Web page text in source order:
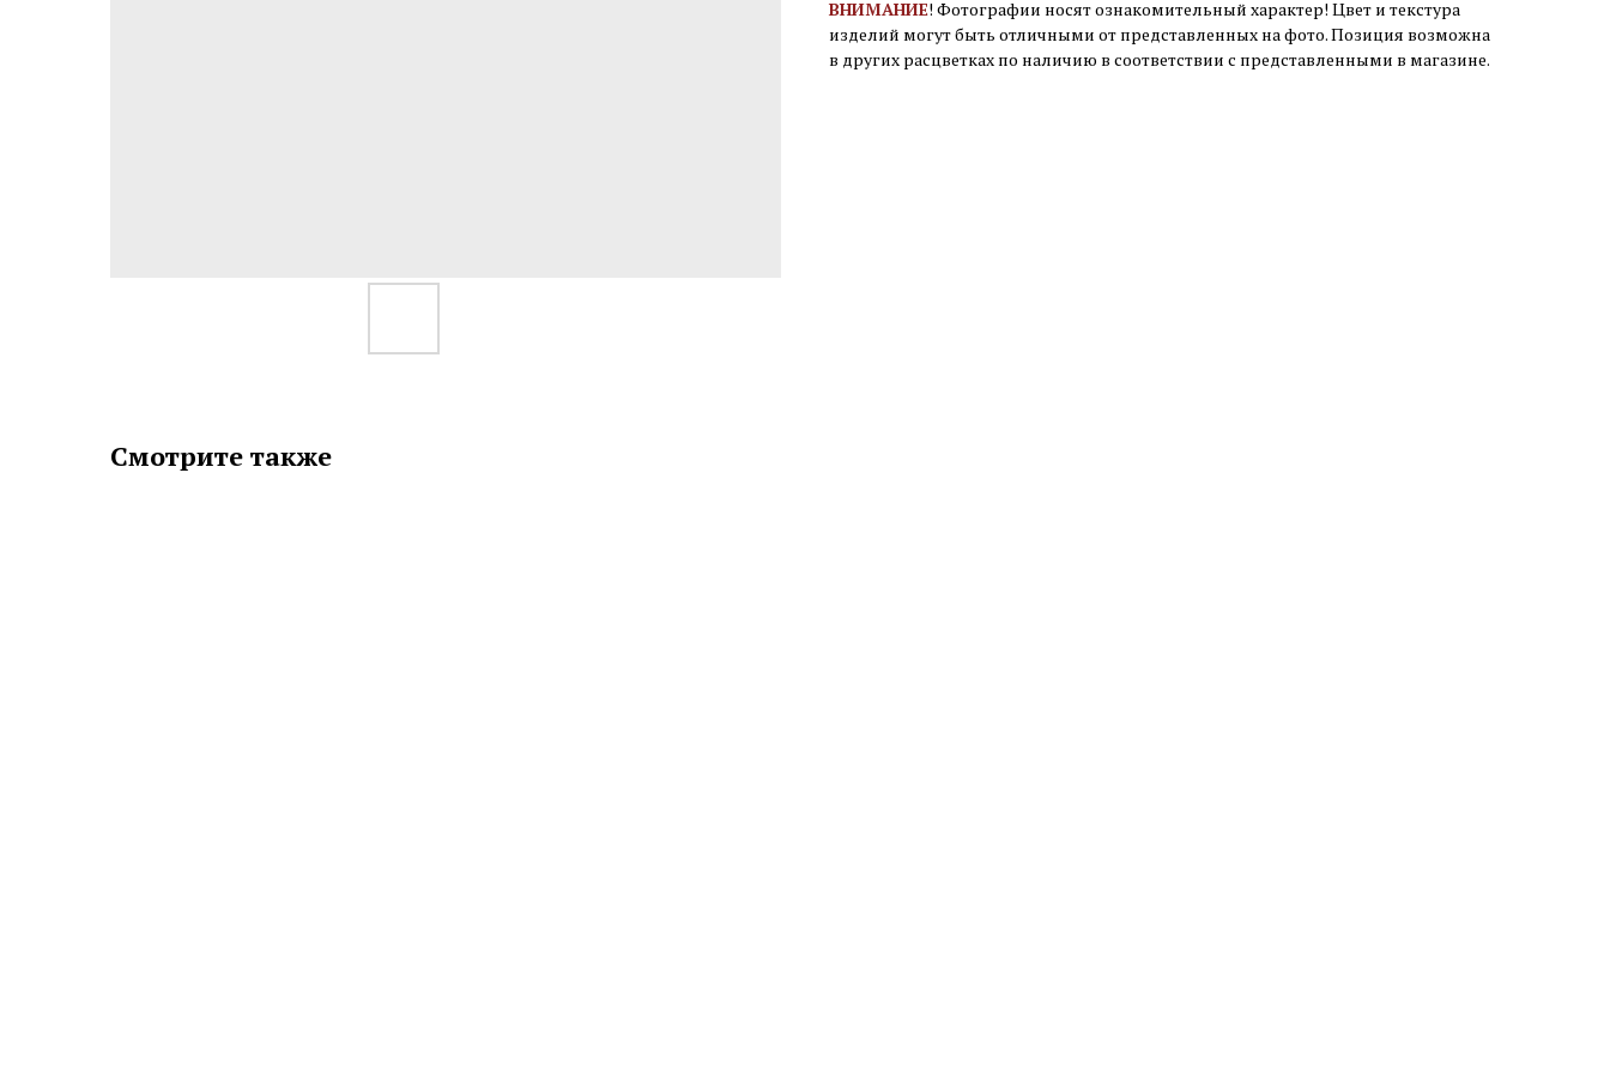
ВНИМАНИЕ! Фотографии носят ознакомительный характер! Цвет и текстура
изделий могут быть отличными от представленных на фото. Позиция возможна
в других расцветках по наличию в соответствии с представленными в магазине.
Смотрите также